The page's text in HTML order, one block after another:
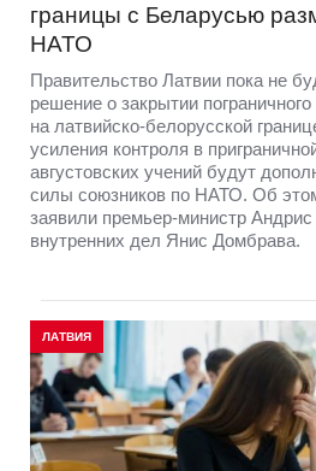
границы с Беларусью
НАТО
Правительство Латвии пока не
решение о закрытии
на латвийско-белорусской
усиления контроля в
августовских учений будут
силы союзников по НАТО. Об
заявили премьер-министр
внутренних дел Янис Домбрава.
ЛАТВИЯ